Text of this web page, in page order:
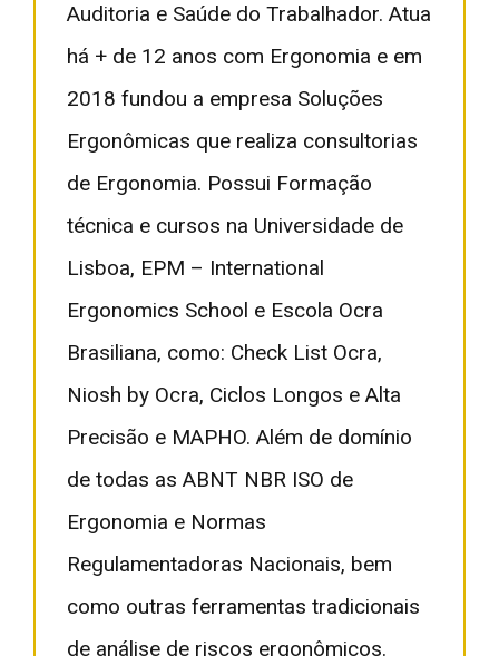
Auditoria e Saúde do Trabalhador. Atua
há + de 12 anos com Ergonomia e em
2018 fundou a empresa Soluções
Ergonômicas que realiza consultorias
de Ergonomia. Possui Formação
técnica e cursos na Universidade de
Lisboa, EPM – International
Ergonomics School e Escola Ocra
Brasiliana, como: Check List Ocra,
Niosh by Ocra, Ciclos Longos e Alta
Precisão e MAPHO. Além de domínio
de todas as ABNT NBR ISO de
Ergonomia e Normas
Regulamentadoras Nacionais, bem
como outras ferramentas tradicionais
de análise de riscos ergonômicos.